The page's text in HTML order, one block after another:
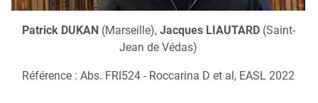
Patrick DUKAN(Marseille), Jacques LIAUTARD(Saint-
Jean de Védas)
Référence : Abs. FRI524 - Roccarina D et al, EASL 2022